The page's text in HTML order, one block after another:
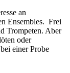
an
Ensembles. Frei
Trompeten. Aber
oder
einer Probe